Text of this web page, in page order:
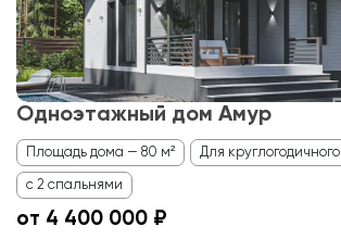
Одноэтажный дом Амур
Площадь дома — 80 м² Для
с 2 спальнями
от 4 400 000 ₽